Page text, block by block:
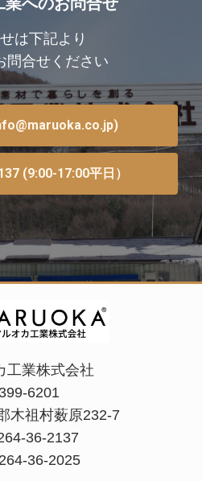
は下記より
問合せください
(9:00-17:00平日）
工業株式会社
6201
木祖村薮原232-7
36-2137
36-2025